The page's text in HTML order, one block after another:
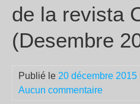
de la revista
(Desembre
Publié le 20 décembre 2015
Aucun commentaire